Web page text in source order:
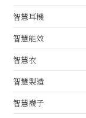
智慧耳機
智慧能效
智慧衣
智慧製造
智慧襪子